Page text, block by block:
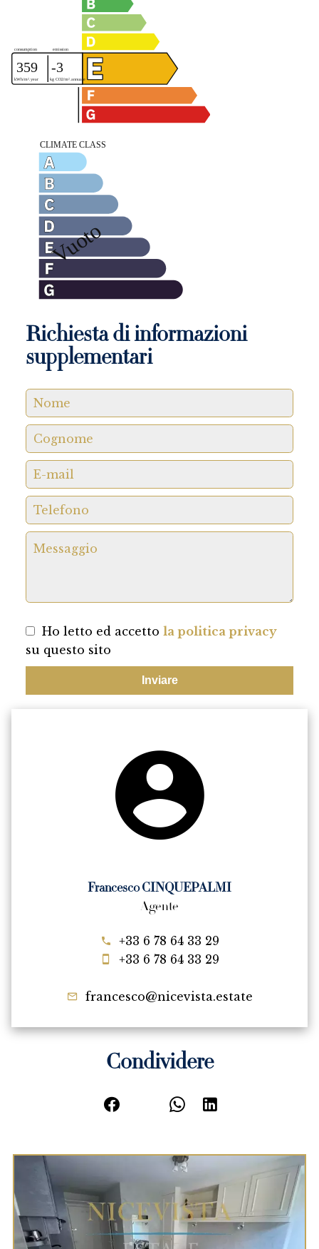
Richiesta di informazioni
supplementari
Ho letto ed accetto la politica privacy
su questo sito
Inviare
Francesco CINQUEPALMI
Agente
+33 6 78 64 33 29
+33 6 78 64 33 29
francesco@nicevista.estate
Condividere